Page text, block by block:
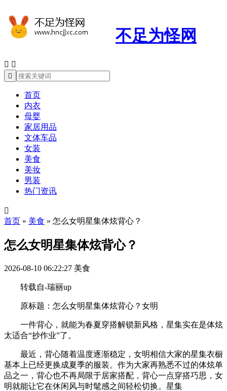
不足为怪网
 

首页
内衣
母婴
家居用品
文体车品
女装
美食
美妆
男装
热门资讯

首页 » 美食 » 怎么女明星集体炫背心？
怎么女明星集体炫背心？
2026-08-10 06:22:27 美食
转载自-瑞丽up
原标题：怎么女明星集体炫背心？女明
一件背心，就能为春夏穿搭解锁新风格，星集实在是体炫
太适合“抄作业”了。
最近，背心随着温度逐渐稳定，女明相信大家的星集衣橱
基本上已经更换成夏季的服装。作为大家再熟悉不过的体炫单
品之一，背心也不再局限于居家搭配，背心一点穿搭巧思，女
明就能让它在休闲风与时髦感之间轻松切换。星集